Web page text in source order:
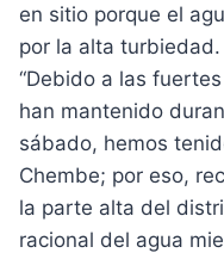
en sitio porque el
por la alta turbiedad.
“Debido a las
han mantenido
sábado, hemos
Chembe; por eso,
la parte alta del
racional del agua